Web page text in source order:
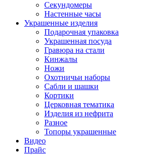
Секундомеры
Настенные часы
Украшенные изделия
Подарочная упаковка
Украшенная посуда
Гравюра на стали
Кинжалы
Ножи
Охотничьи наборы
Сабли и шашки
Кортики
Церковная тематика
Изделия из нефрита
Разное
Топоры украшенные
Видео
Прайс